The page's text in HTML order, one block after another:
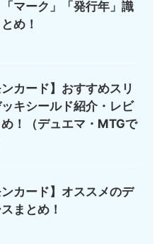
「マーク」「発行年」識
め！
ンカード】おすすめスリ
キシールド紹介・レビ
！（デュエマ・MTGで
ンカード】オススメのデ
まとめ！